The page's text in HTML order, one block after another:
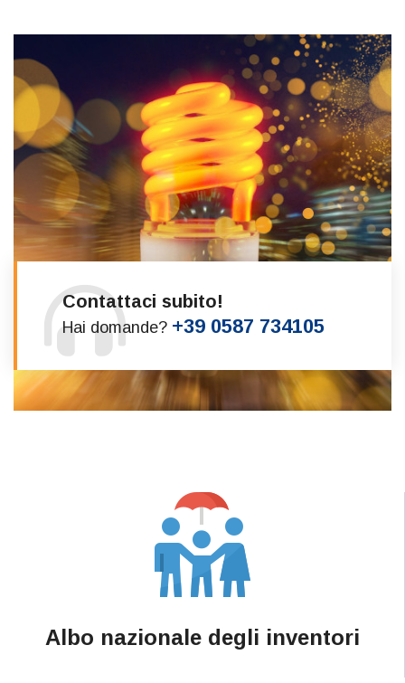
Contattaci subito!
Hai domande? +39 0587 734105
Albo nazionale degli inventori